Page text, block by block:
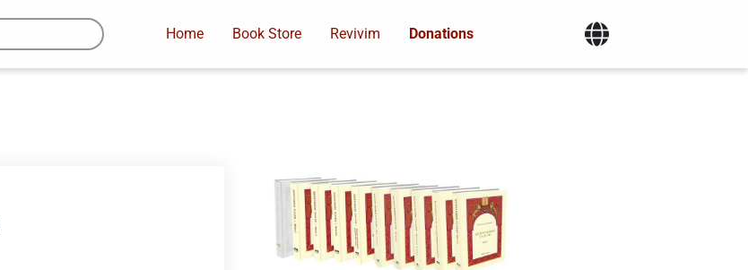
Home Book Store Revivim Donations